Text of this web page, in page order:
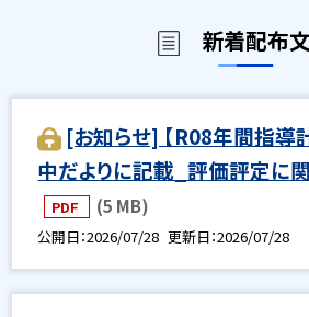
新着配布
[お知らせ] 【R08年間指導
中だよりに記載_評価評定に
PDF (5 MB)
公開日 2026/07/28 更新日 2026/07/28